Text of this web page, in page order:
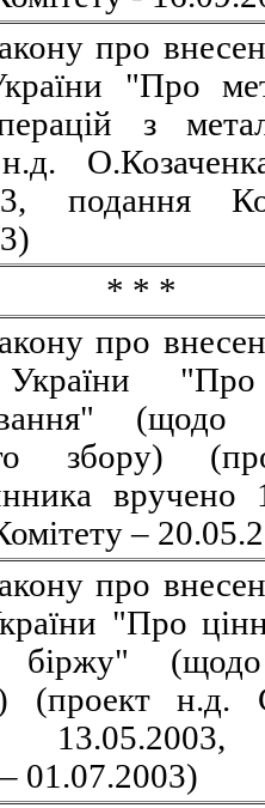
про
"Про
з
подання
* * *
про
(щодо
збору)
вручено
–
про
"Про
біржу"
(проект н.д.
13.05.2003,
01.07.2003)